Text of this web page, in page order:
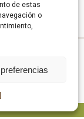
de estas
o